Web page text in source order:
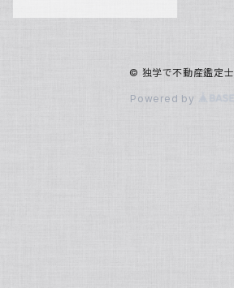
© 独学で不動産鑑定士
Powered by